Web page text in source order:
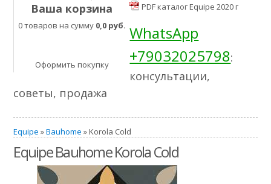
Ваша корзина
0 товаров на сумму 0,0 руб.
Оформить покупку
PDF каталог Equipe 2020 г
WhatsApp
+79032025798:
консультации,
советы, продажа
Equipe »Bauhome » Korola Cold
Equipe Bauhome Korola Cold